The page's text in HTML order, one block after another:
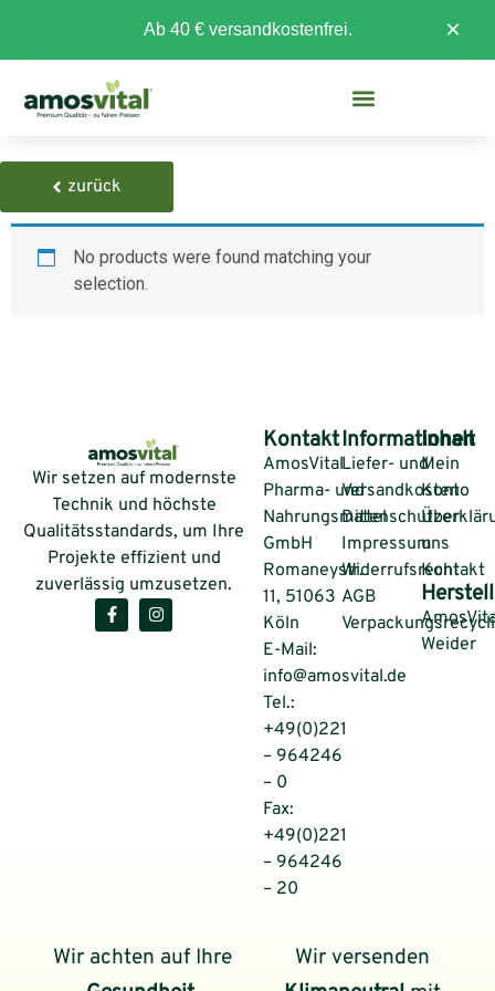
Ab 40 € versandkostenfrei. ×
zurück
No products were found matching your
selection.
Wir setzen auf modernste
Technik und höchste
Qualitätsstandards, um Ihre
Projekte effizient und
zuverlässig umzusetzen.
Kontakt
AmosVital
Pharma- und
Nahrungsmittel
GmbH
Romaneystr.
11, 51063
Köln
E-Mail:
info@amosvital.de
Tel.:
+49(0)221
– 964246
– 0
Fax:
+49(0)221
– 964246
– 20
Informationen
Liefer- und
Versandkosten
Impressum
Widerrufsrecht
AGB
Inhalt
Mein
Konto
Über
uns
Kontakt
Weider
Wir achten auf Ihre
Wir versenden